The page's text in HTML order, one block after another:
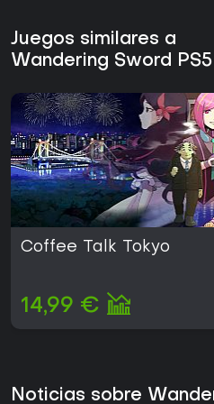
Juegos similares a
Wandering Sword PS5
Coffee Talk Tokyo
14,99 €
Noticias sobre